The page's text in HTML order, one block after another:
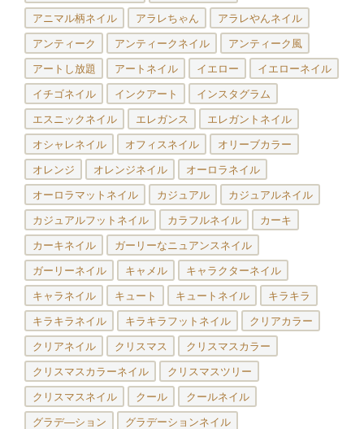
アニマル柄ネイル アラレちゃん アラレやんネイル
アンティーク アンティークネイル アンティーク風
アートし放題 アートネイル イエロー イエローネイル
イチゴネイル インクアート インスタグラム
エスニックネイル エレガンス エレガントネイル
オシャレネイル オフィスネイル オリーブカラー
オレンジ オレンジネイル オーロラネイル
オーロラマットネイル カジュアル カジュアルネイル
カジュアルフットネイル カラフルネイル カーキ
カーキネイル ガーリーなニュアンスネイル
ガーリーネイル キャメル キャラクターネイル
キャラネイル キュート キュートネイル キラキラ
キラキラネイル キラキラフットネイル クリアカラー
クリアネイル クリスマス クリスマスカラー
クリスマスカラーネイル クリスマスツリー
クリスマスネイル クール クールネイル
グラデ―ション グラデーションネイル